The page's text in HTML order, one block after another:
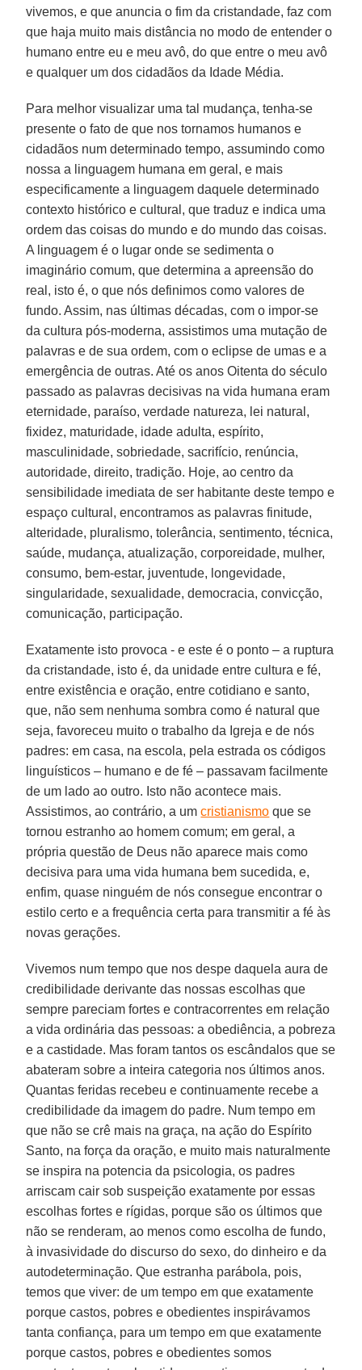
vivemos, e que anuncia o fim da cristandade, faz com
que haja muito mais distância no modo de entender o
humano entre eu e meu avô, do que entre o meu avô
e qualquer um dos cidadãos da Idade Média.
Para melhor visualizar uma tal mudança, tenha-se
presente o fato de que nos tornamos humanos e
cidadãos num determinado tempo, assumindo como
nossa a linguagem humana em geral, e mais
especificamente a linguagem daquele determinado
contexto histórico e cultural, que traduz e indica uma
ordem das coisas do mundo e do mundo das coisas.
A linguagem é o lugar onde se sedimenta o
imaginário comum, que determina a apreensão do
real, isto é, o que nós definimos como valores de
fundo. Assim, nas últimas décadas, com o impor-se
da cultura pós-moderna, assistimos uma mutação de
palavras e de sua ordem, com o eclipse de umas e a
emergência de outras. Até os anos Oitenta do século
passado as palavras decisivas na vida humana eram
eternidade, paraíso, verdade natureza, lei natural,
fixidez, maturidade, idade adulta, espírito,
masculinidade, sobriedade, sacrifício, renúncia,
autoridade, direito, tradição. Hoje, ao centro da
sensibilidade imediata de ser habitante deste tempo e
espaço cultural, encontramos as palavras finitude,
alteridade, pluralismo, tolerância, sentimento, técnica,
saúde, mudança, atualização, corporeidade, mulher,
consumo, bem-estar, juventude, longevidade,
singularidade, sexualidade, democracia, convicção,
comunicação, participação.
Exatamente isto provoca - e este é o ponto – a ruptura
da cristandade, isto é, da unidade entre cultura e fé,
entre existência e oração, entre cotidiano e santo,
que, não sem nenhuma sombra como é natural que
seja, favoreceu muito o trabalho da Igreja e de nós
padres: em casa, na escola, pela estrada os códigos
linguísticos – humano e de fé – passavam facilmente
de um lado ao outro. Isto não acontece mais.
Assistimos, ao contrário, a umcristianismo que se
tornou estranho ao homem comum; em geral, a
própria questão de Deus não aparece mais como
decisiva para uma vida humana bem sucedida, e,
enfim, quase ninguém de nós consegue encontrar o
estilo certo e a frequência certa para transmitir a fé às
novas gerações.
Vivemos num tempo que nos despe daquela aura de
credibilidade derivante das nossas escolhas que
sempre pareciam fortes e contracorrentes em relação
a vida ordinária das pessoas: a obediência, a pobreza
e a castidade. Mas foram tantos os escândalos que se
abateram sobre a inteira categoria nos últimos anos.
Quantas feridas recebeu e continuamente recebe a
credibilidade da imagem do padre. Num tempo em
que não se crê mais na graça, na ação do Espírito
Santo, na força da oração, e muito mais naturalmente
se inspira na potencia da psicologia, os padres
arriscam cair sob suspeição exatamente por essas
escolhas fortes e rígidas, porque são os últimos que
não se renderam, ao menos como escolha de fundo,
à invasividade do discurso do sexo, do dinheiro e da
autodeterminação. Que estranha parábola, pois,
temos que viver: de um tempo em que exatamente
porque castos, pobres e obedientes inspirávamos
tanta confiança, para um tempo em que exatamente
porque castos, pobres e obedientes somos